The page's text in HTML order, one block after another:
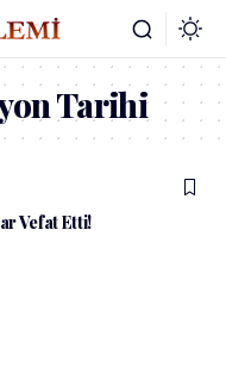
Tarihi
Vefat Etti!